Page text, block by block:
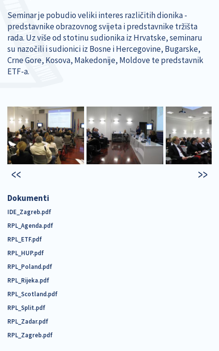
Seminar je pobudio veliki interes različitih dionika -
predstavnike obrazovnog svijeta i predstavnike tržišta
rada. Uz više od stotinu sudionika iz Hrvatske, seminaru
su nazočili i sudionici iz Bosne i Hercegovine, Bugarske,
Crne Gore, Kosova, Makedonije, Moldove te predstavnik
ETF-a.
Dokumenti
IDE_Zagreb.pdf
RPL_Agenda.pdf
RPL_ETF.pdf
RPL_HUP.pdf
RPL_Poland.pdf
RPL_Rijeka.pdf
RPL_Scotland.pdf
RPL_Split.pdf
RPL_Zadar.pdf
RPL_Zagreb.pdf